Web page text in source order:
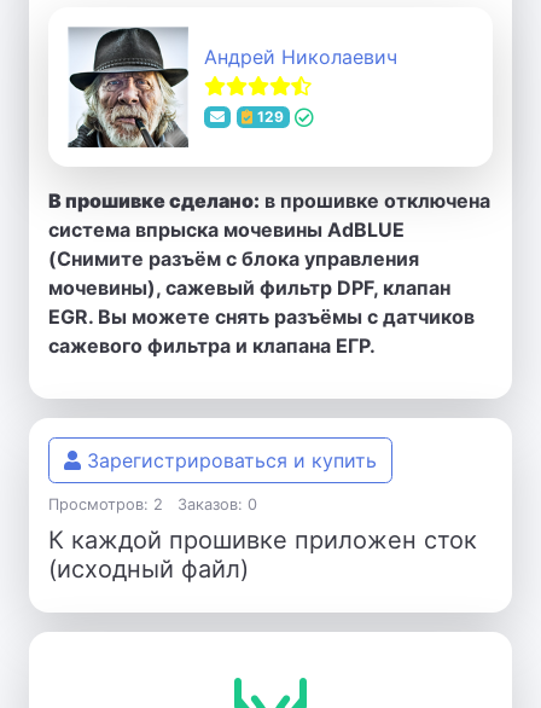
Андрей Николаевич
129
В прошивке сделано: в прошивке отключена
система впрыска мочевины AdBLUE
(Снимите разъём с блока управления
мочевины), сажевый фильтр DPF, клапан
EGR. Вы можете снять разъёмы с датчиков
сажевого фильтра и клапана ЕГР.
Зарегистрироваться и купить
Просмотров: 2 Заказов: 0
К каждой прошивке приложен сток
(исходный файл)